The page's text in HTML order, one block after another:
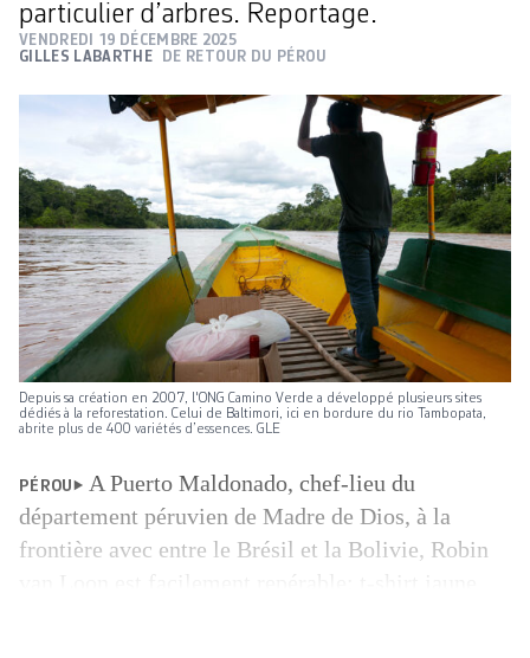
particulier d’arbres. Reportage.
VENDREDI 19 DÉCEMBRE 2025
GILLES LABARTHE
DE RETOUR DU PÉROU
Depuis sa création en 2007, l'ONG Camino Verde a développé plusieurs sites
dédiés à la reforestation. Celui de Baltimori, ici en bordure du rio Tambopata,
abrite plus de 400 variétés d’essences. GLE
PÉROU
A Puerto Maldonado, chef-lieu du
département péruvien de Madre de Dios, à la
frontière avec entre le Brésil et la Bolivie, Robin